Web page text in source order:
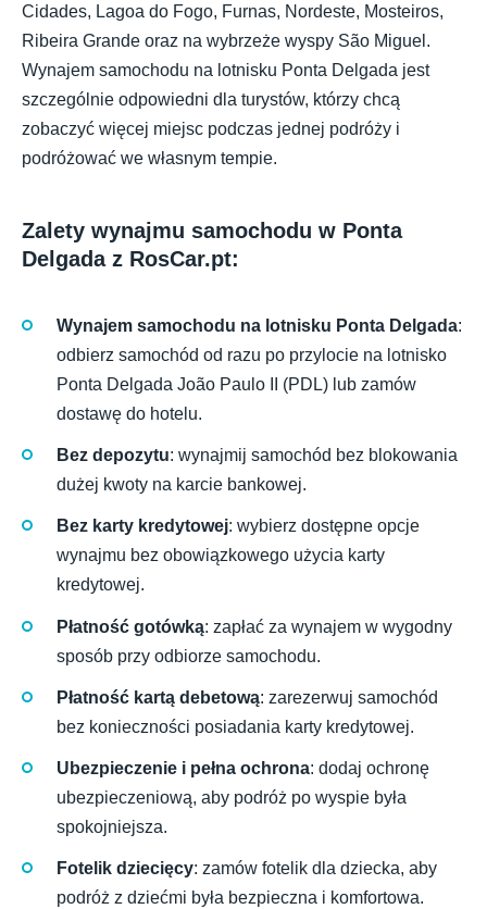
Cidades, Lagoa do Fogo, Furnas, Nordeste, Mosteiros,
Ribeira Grande oraz na wybrzeże wyspy São Miguel.
Wynajem samochodu na lotnisku Ponta Delgada jest
szczególnie odpowiedni dla turystów, którzy chcą
zobaczyć więcej miejsc podczas jednej podróży i
podróżować we własnym tempie.
Zalety wynajmu samochodu w Ponta
Delgada z RosCar.pt:
Wynajem samochodu na lotnisku Ponta Delgada:
odbierz samochód od razu po przylocie na lotnisko
Ponta Delgada João Paulo II (PDL) lub zamów
dostawę do hotelu.
Bez depozytu: wynajmij samochód bez blokowania
dużej kwoty na karcie bankowej.
Bez karty kredytowej: wybierz dostępne opcje
wynajmu bez obowiązkowego użycia karty
kredytowej.
Płatność gotówką: zapłać za wynajem w wygodny
sposób przy odbiorze samochodu.
Płatność kartą debetową: zarezerwuj samochód
bez konieczności posiadania karty kredytowej.
Ubezpieczenie i pełna ochrona: dodaj ochronę
ubezpieczeniową, aby podróż po wyspie była
spokojniejsza.
Fotelik dziecięcy: zamów fotelik dla dziecka, aby
podróż z dziećmi była bezpieczna i komfortowa.